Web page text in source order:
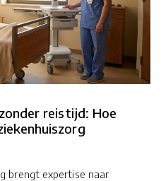
reistijd: Hoe
brengt expertise naar